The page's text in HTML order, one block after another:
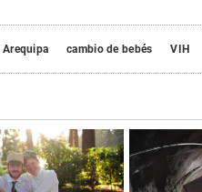
Arequipa cambio de bebés VIH